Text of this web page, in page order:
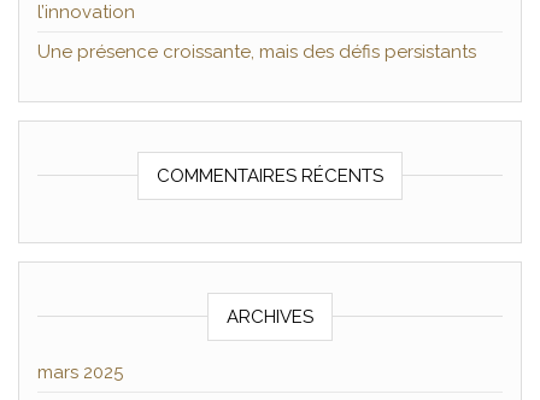
l’innovation
Une présence croissante, mais des défis persistants
COMMENTAIRES RÉCENTS
ARCHIVES
mars 2025